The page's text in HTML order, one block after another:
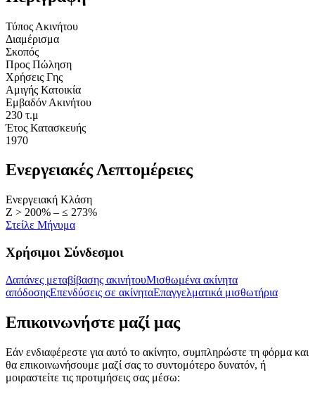
Τύπος Ακινήτου
Διαμέρισμα
Σκοπός
Προς Πώληση
Χρήσεις Γης
Αμιγής Κατοικία
Εμβαδόν Ακινήτου
230 τ.μ
Έτος Κατασκευής
1970
Ενεργειακές Λεπτομέρειες
Ενεργειακή Κλάση
Ζ > 200% – ≤ 273%
Στείλε Μήνυμα
Χρήσιμοι Σύνδεσμοι
Δαπάνες μεταβίβασης ακινήτουΜισθωμένα ακίνητα
απόδοσηςΕπενδύσεις σε ακίνηταΕπαγγελματικά μισθωτήρια
Επικοινωνήστε μαζί μας
Εάν ενδιαφέρεστε για αυτό το ακίνητο, συμπληρώστε τη φόρμα και
θα επικοινωνήσουμε μαζί σας το συντομότερο δυνατόν, ή
μοιραστείτε τις προτιμήσεις σας μέσω: